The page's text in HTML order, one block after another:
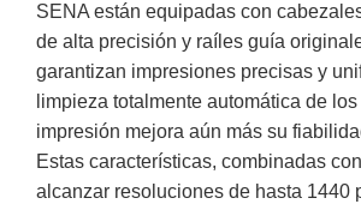
SENA están equipadas con
de alta precisión y raíles guía
garantizan impresiones precisas y
limpieza totalmente automática de
impresión mejora aún más su
Estas características, combinadas
alcanzar resoluciones de hasta 1440